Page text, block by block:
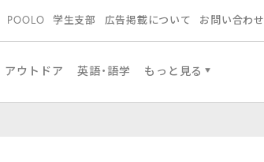
POOLO 学生支部 広告掲載について お問い合わせ
アウトドア 英語・語学 もっと見る